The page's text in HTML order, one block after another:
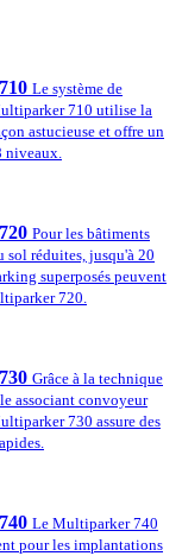
Le système de
710 utilise la
astucieuse et offre un
niveaux.
Pour les bâtiments
sol réduites, jusqu'à 20
superposés peuvent
720.
Grâce à la technique
associant convoyeur
730 assure des
Le Multiparker 740
pour les implantations